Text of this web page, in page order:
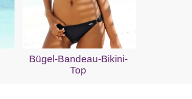
Bügel-Bandeau-Bikini-
Top